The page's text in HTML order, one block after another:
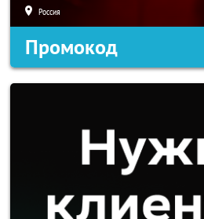
Россия
Промокод